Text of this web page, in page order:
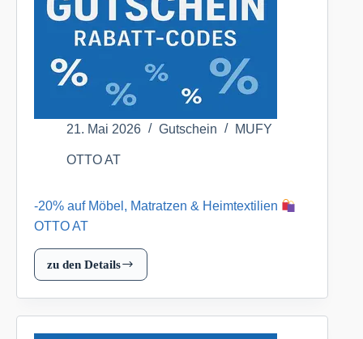
OTTO
AT
21. Mai 2026 Gutschein MUFY
OTTO AT
-20% auf Möbel, Matratzen & Heimtextilien
OTTO AT
zu den Details
-20%
Matratzen